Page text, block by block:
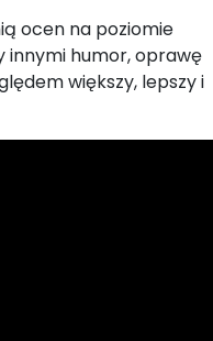
ocen na poziomie
innymi humor, oprawę
większy, lepszy i